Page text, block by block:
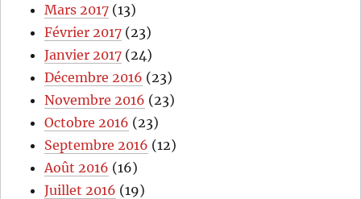
Mars 2017 (13)
Février 2017 (23)
Janvier 2017 (24)
Décembre 2016 (23)
Novembre 2016 (23)
Octobre 2016 (23)
Septembre 2016 (12)
Août 2016 (16)
Juillet 2016 (19)